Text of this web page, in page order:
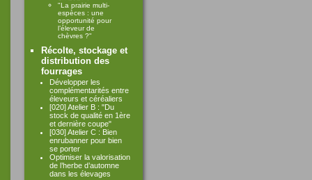
"La prairie multi-
espèces : une
opportunité pour
l’éleveur de
chèvres ?"
Récolte, stockage et
distribution des
fourrages
Développer les
complémentarités entre
éleveurs et céréaliers
[020] Atelier B : "Du
stock de qualité en 1ère
et dernière coupe"
[030] Atelier C : Bien
enrubanner pour bien
se porter
Optimiser la valorisation
de l’herbe d’automne
dans les élevages